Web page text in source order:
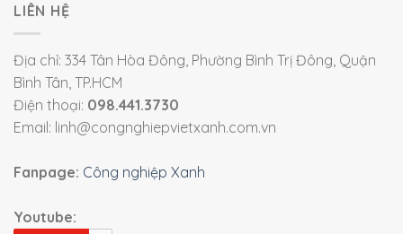
LIÊN HỆ
Địa chỉ: 334 Tân Hòa Đông, Phường Bình Trị Đông, Quận
Bình Tân, TP.HCM
Điện thoại: 098.441.3730
Email: linh@congnghiepvietxanh.com.vn
Fanpage: Công nghiệp Xanh
Youtube: